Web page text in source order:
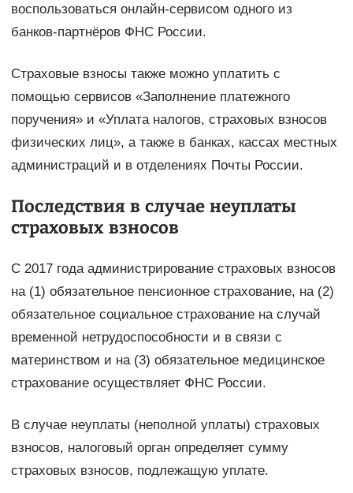
воспользоваться онлайн-сервисом одного из
банков-партнёров ФНС России.
Страховые взносы также можно уплатить с
помощью сервисов «Заполнение платежного
поручения» и «Уплата налогов, страховых взносов
физических лиц», а также в банках, кассах местных
администраций и в отделениях Почты России.
Последствия в случае неуплаты
страховых взносов
С 2017 года администрирование страховых взносов
на (1) обязательное пенсионное страхование, на (2)
обязательное социальное страхование на случай
временной нетрудоспособности и в связи с
материнством и на (3) обязательное медицинское
страхование осуществляет ФНС России.
В случае неуплаты (неполной уплаты) страховых
взносов, налоговый орган определяет сумму
страховых взносов, подлежащую уплате.